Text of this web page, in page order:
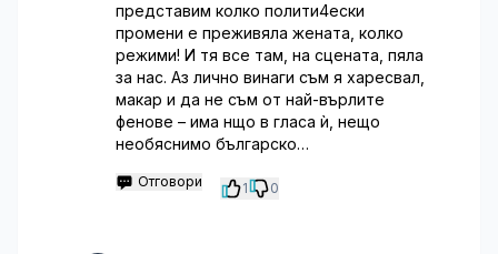
представим колко полити4ески
промени е преживяла жената, колко
режими! И тя все там, на сцената, пяла
за нас. Аз лично винаги съм я харесвал,
макар и да не съм от най-върлите
фенове – има нщо в гласа ѝ, нещо
необяснимо българско…
Отговори 1 0